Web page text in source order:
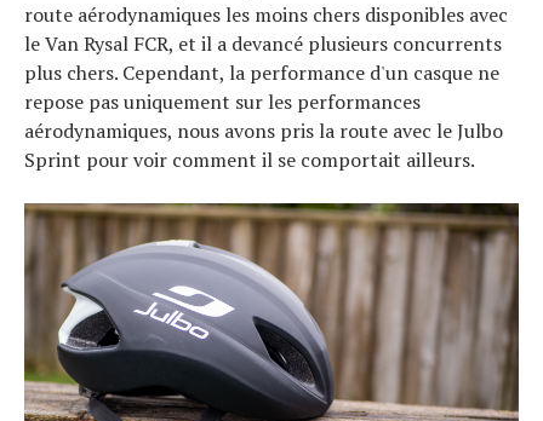
route aérodynamiques les moins chers disponibles avec
le Van Rysal FCR, et il a devancé plusieurs concurrents
plus chers. Cependant, la performance d'un casque ne
repose pas uniquement sur les performances
aérodynamiques, nous avons pris la route avec le Julbo
Sprint pour voir comment il se comportait ailleurs.